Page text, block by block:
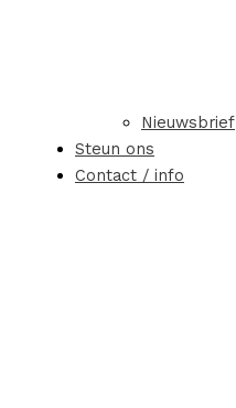
Nieuwsbrief
Steun ons
Contact / info